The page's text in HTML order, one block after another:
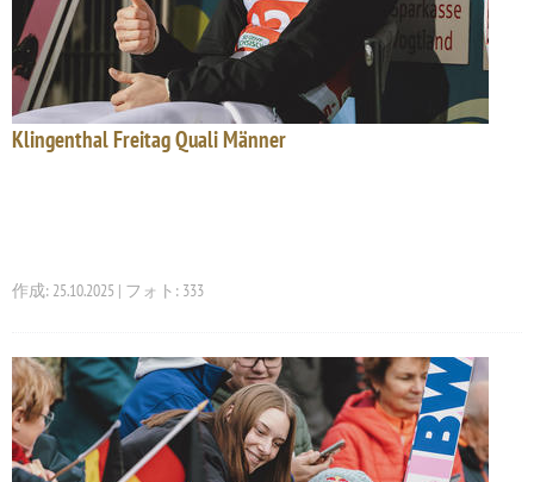
Klingenthal Freitag Quali Männer
作成: 25.10.2025 | フォト: 333